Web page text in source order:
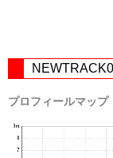
プロフィールマップ